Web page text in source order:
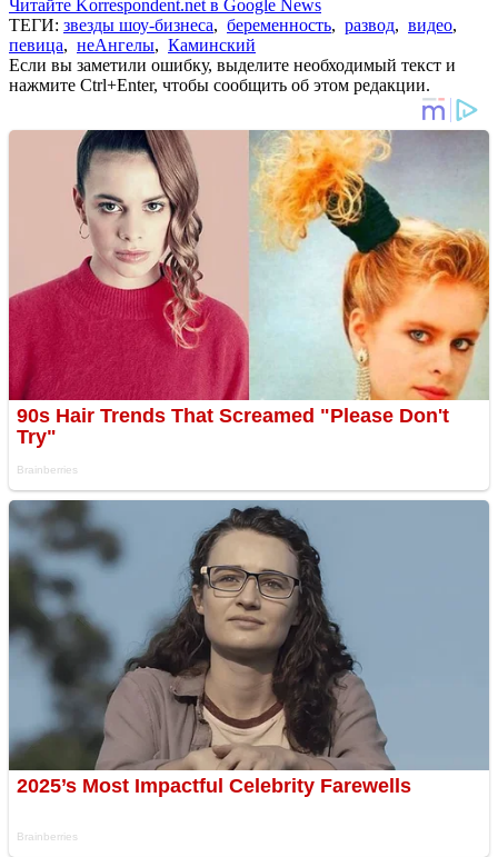
Читайте Korrespondent.net в Google News
ТЕГИ: звезды шоу-бизнеса, беременность, развод, видео,
певица, неАнгелы, Каминский
Если вы заметили ошибку, выделите необходимый текст и
нажмите Ctrl+Enter, чтобы сообщить об этом редакции.